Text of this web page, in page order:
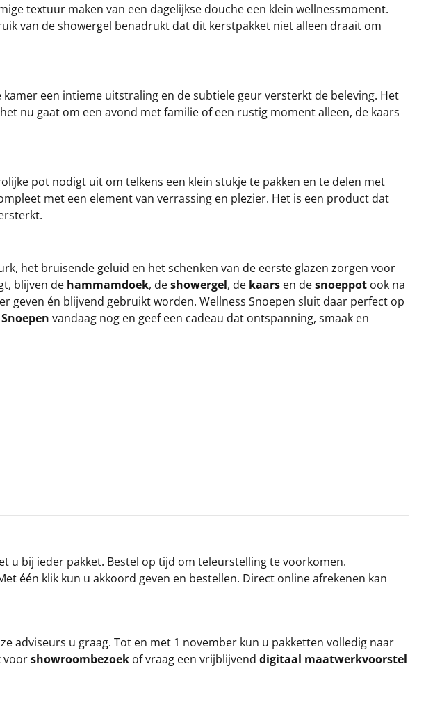
textuur maken van een dagelijkse douche een klein wellnessmoment.
van de showergel benadrukt dat dit kerstpakket niet alleen draait om
een intieme uitstraling en de subtiele geur versterkt de beleving. Het
nu gaat om een avond met familie of een rustig moment alleen, de kaars
pot nodigt uit om telkens een klein stukje te pakken en te delen met
met een element van verrassing en plezier. Het is een product dat
het bruisende geluid en het schenken van de eerste glazen zorgen voor
blijven de hammamdoek, deshowergel, de kaars en desnoeppot ook na
geven én blijvend gebruikt worden. Wellness Snoepen sluit daar perfect op
vandaag nog en geef een cadeau dat ontspanning, smaak en
u bij ieder pakket. Bestel op tijd om teleurstelling te voorkomen.
één klik kun u akkoord geven en bestellen. Direct online afrekenen kan
adviseurs u graag. Tot en met 1 november kun u pakketten volledig naar
voorshowroombezoek of vraag een vrijblijvend digitaal maatwerkvoorstel